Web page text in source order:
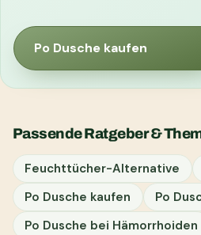
Po Dusche kaufen
Passende Ratgeber &
Feuchttücher-Alternative
Po Dusche kaufen
Po
Po Dusche bei Hämorrhoiden